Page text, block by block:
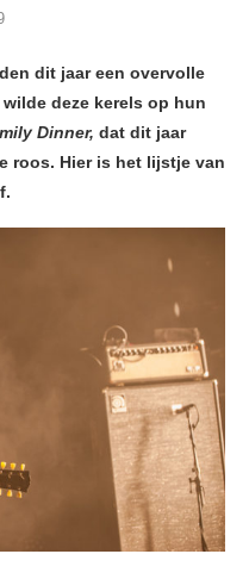
dit jaar een overvolle
deze kerels op hun
Dinner, dat dit jaar
roos. Hier is het lijstje van